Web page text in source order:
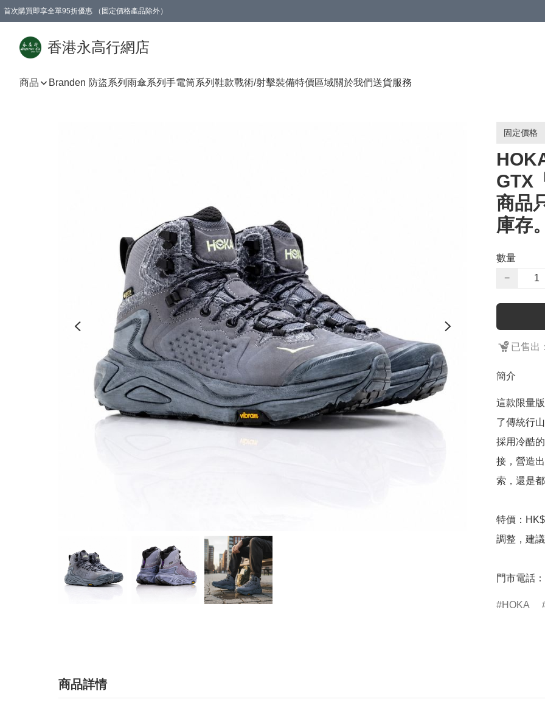
首次購買即享全單95折優惠 （固定價格產品除外）
香港永高行網店
商品 Branden 防盜系列 雨傘系列 手電筒系列 鞋款戰術/射擊裝備特價區域關於我們送貨服務
固定價格
GTX
商品
庫存
數量
−
已售出
簡介
這款限量
了傳統行
採用冷酷
接，營造
索，還是
特價：
調整，建
門市電話
HOKA
商品詳情